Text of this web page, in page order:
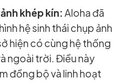
khép kín: Aloha đã
hệ sinh thái chụp ảnh
hiện có cùng hệ thống
ngoài trời. Điều này
đồng bộ và linh hoạt